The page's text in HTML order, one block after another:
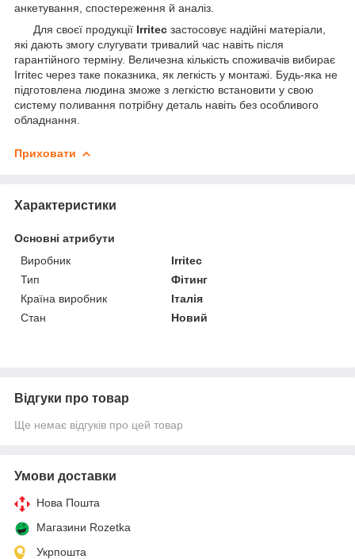
анкетування, спостереження й аналіз.
Для своєї продукції Irritec застосовує надійні матеріали,
які дають змогу слугувати тривалий час навіть після
гарантійного терміну. Величезна кількість споживачів вибирає
Irritec через таке показника, як легкість у монтажі. Будь-яка не
підготовлена людина зможе з легкістю встановити у свою
систему поливання потрібну деталь навіть без особливого
обладнання.
Приховати
Характеристики
Основні атрибути
Виробник
Irritec
Тип
Фітинг
Країна виробник
Італія
Стан
Новий
Відгуки про товар
Ще немає відгуків про цей товар
Умови доставки
Нова Пошта
Магазини Rozetka
Укрпошта